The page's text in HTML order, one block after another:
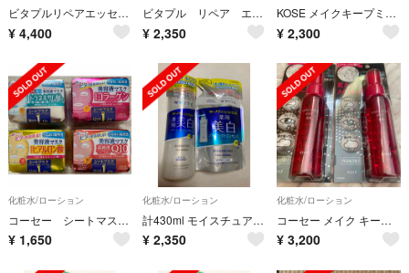
ビタプルリペアエッセンスローション・アクアリージュクリーム・ディープリペアセラム
¥ 4,400
ビタプル リペア エッセンスローション&アクアリージェルクリーム
¥ 2,350
KOSE メイクキープミストEX 限定 クールタイプ 2本
¥ 2,300
化粧水/ローション
コーセー シートマスク トラネキサム酸 コラーゲン トラネキサム酸 ヒアルロン酸
¥ 1,650
化粧水/ローション
計430ml モイスチュアマイルド ホワイト パーフェクトエッセンス 本体・詰替
¥ 2,350
化粧水/ローション
コーセー メイク キープ ミスト EX(85ml)2本セット
¥ 3,200